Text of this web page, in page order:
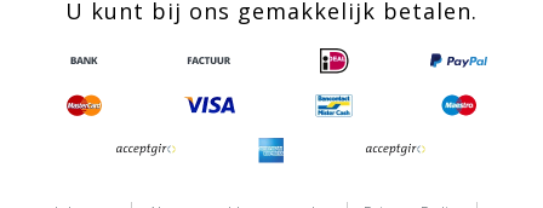
U kunt bij ons gemakkelijk betalen.